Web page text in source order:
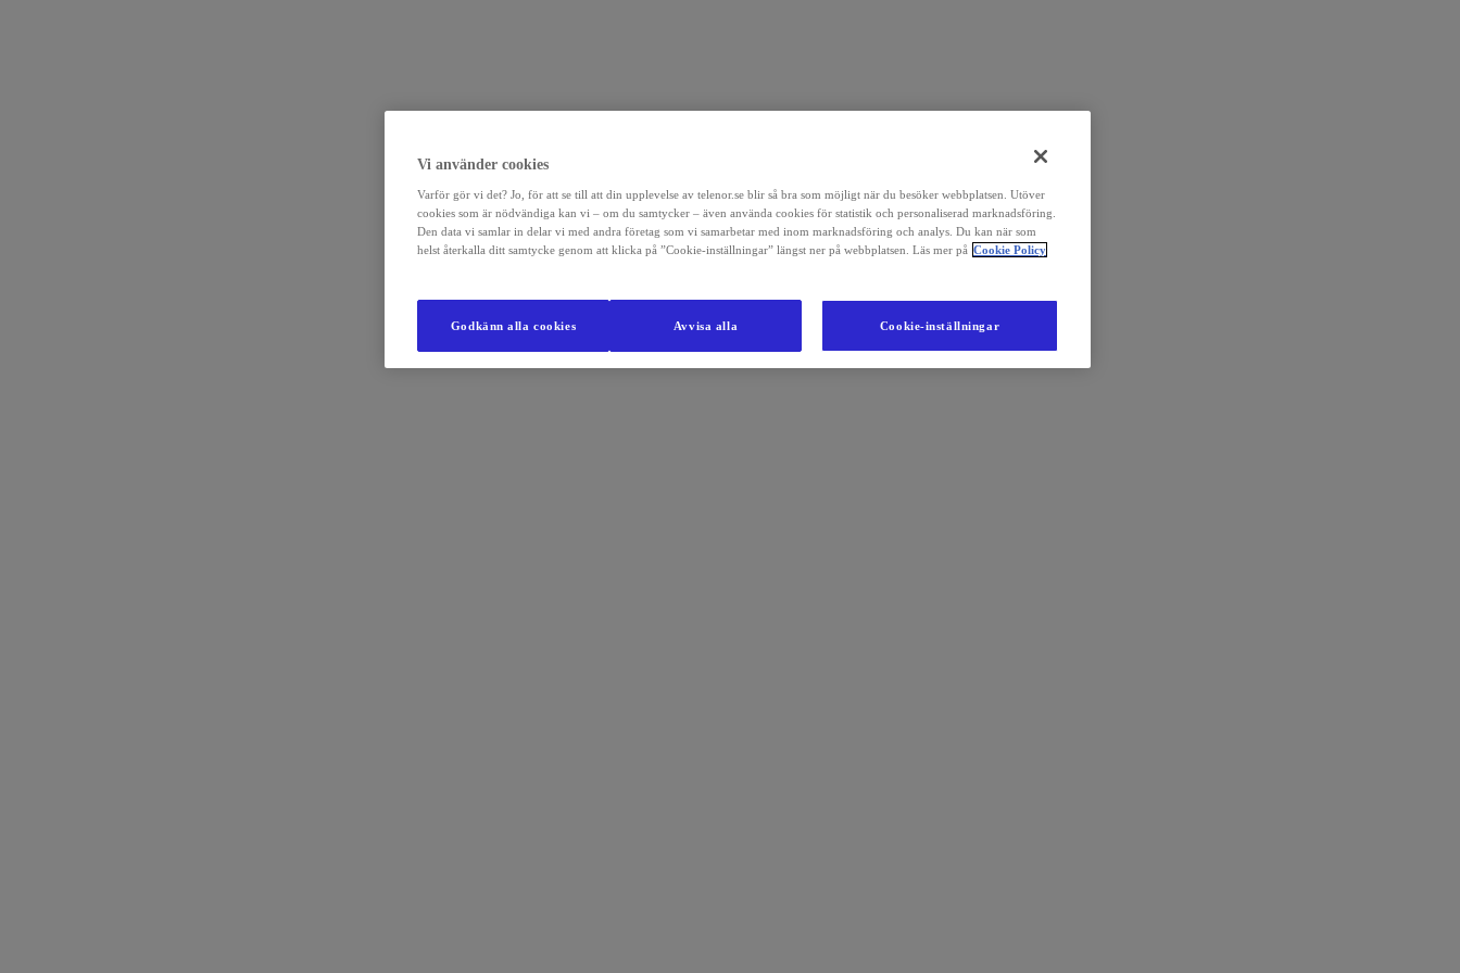
Vi använder cookies
Varför gör vi det? Jo, för att se till att din upplevelse av telenor.se blir så bra som möjligt när du besöker webbplatsen. Utöver
cookies som är nödvändiga kan vi – om du samtycker – även använda cookies för statistik och personaliserad marknadsföring.
Den data vi samlar in delar vi med andra företag som vi samarbetar med inom marknadsföring och analys. Du kan när som
helst återkalla ditt samtycke genom att klicka på ”Cookie-inställningar” längst ner på webbplatsen. Läs mer på Cookie Policy
Cookie-inställningar
Avvisa alla
Godkänn alla cookies